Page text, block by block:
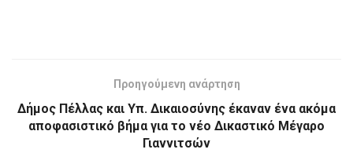
Προηγούμενη ανάρτηση
Δήμος Πέλλας και Υπ. Δικαιοσύνης έκαναν ένα ακόμα
αποφασιστικό βήμα για το νέο Δικαστικό Μέγαρο
Γιαννιτσών